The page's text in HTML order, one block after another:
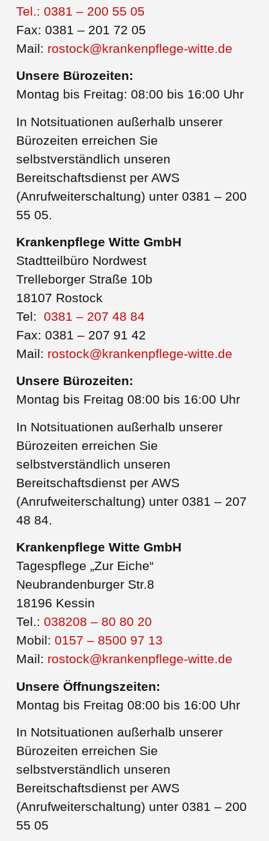
Tel.: 0381 – 200 55 05
Fax: 0381 – 201 72 05
Mail: rostock@krankenpflege-witte.de
Unsere Bürozeiten:
Montag bis Freitag: 08:00 bis 16:00 Uhr
In Notsituationen außerhalb unserer
Bürozeiten erreichen Sie
selbstverständlich unseren
Bereitschaftsdienst per AWS
(Anrufweiterschaltung) unter 0381 – 200
55 05.
Krankenpflege Witte GmbH
Stadtteilbüro Nordwest
Trelleborger Straße 10b
18107 Rostock
Tel: 0381 – 207 48 84
Fax: 0381 – 207 91 42
Mail: rostock@krankenpflege-witte.de
Unsere Bürozeiten:
Montag bis Freitag 08:00 bis 16:00 Uhr
In Notsituationen außerhalb unserer
Bürozeiten erreichen Sie
selbstverständlich unseren
Bereitschaftsdienst per AWS
(Anrufweiterschaltung) unter 0381 – 207
48 84.
Krankenpflege Witte GmbH
Tagespflege „Zur Eiche“
Neubrandenburger Str.8
18196 Kessin
Tel.: 038208 – 80 80 20
Mobil: 0157 – 8500 97 13
Mail: rostock@krankenpflege-witte.de
Unsere Öffnungszeiten:
Montag bis Freitag 08:00 bis 16:00 Uhr
In Notsituationen außerhalb unserer
Bürozeiten erreichen Sie
selbstverständlich unseren
Bereitschaftsdienst per AWS
(Anrufweiterschaltung) unter 0381 – 200
55 05